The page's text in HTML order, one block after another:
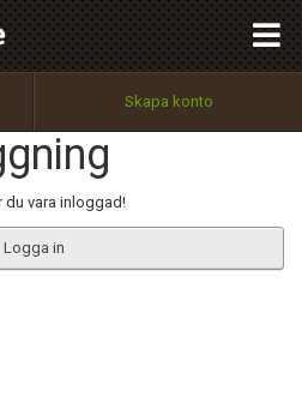
Skapa konto
du vara inloggad!
Logga in
OK
Tillbaka till förstasidan